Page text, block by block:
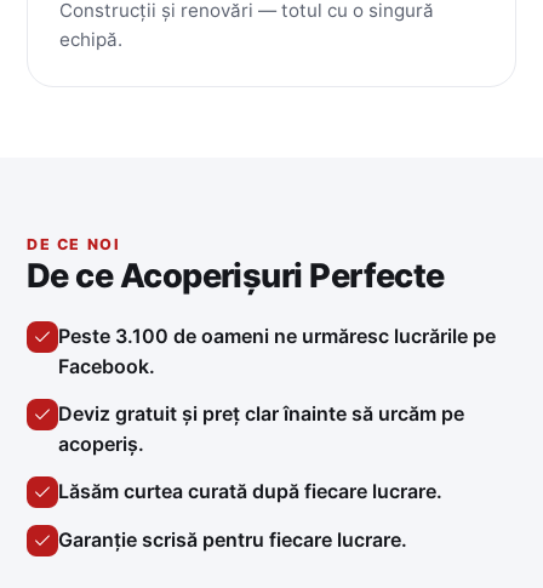
Construcții și renovări — totul cu o singură
echipă.
DE CE NOI
De ce Acoperișuri Perfecte
Peste 3.100 de oameni ne urmăresc lucrările pe
Facebook.
Deviz gratuit și preț clar înainte să urcăm pe
acoperiș.
Lăsăm curtea curată după fiecare lucrare.
Garanție scrisă pentru fiecare lucrare.